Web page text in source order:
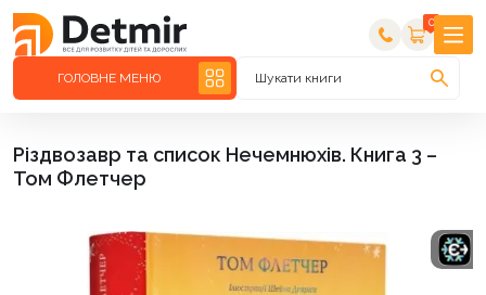
0
ГОЛОВНЕ МЕНЮ Шукати книги
Різдвозавр та список Нечемнюхів. Книга 3 –
Том Флетчер